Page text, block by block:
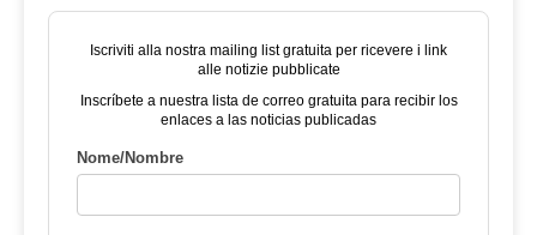
Iscriviti alla nostra mailing list gratuita per ricevere i link
alle notizie pubblicate
Inscríbete a nuestra lista de correo gratuita para recibir los
enlaces a las noticias publicadas
Nome/Nombre